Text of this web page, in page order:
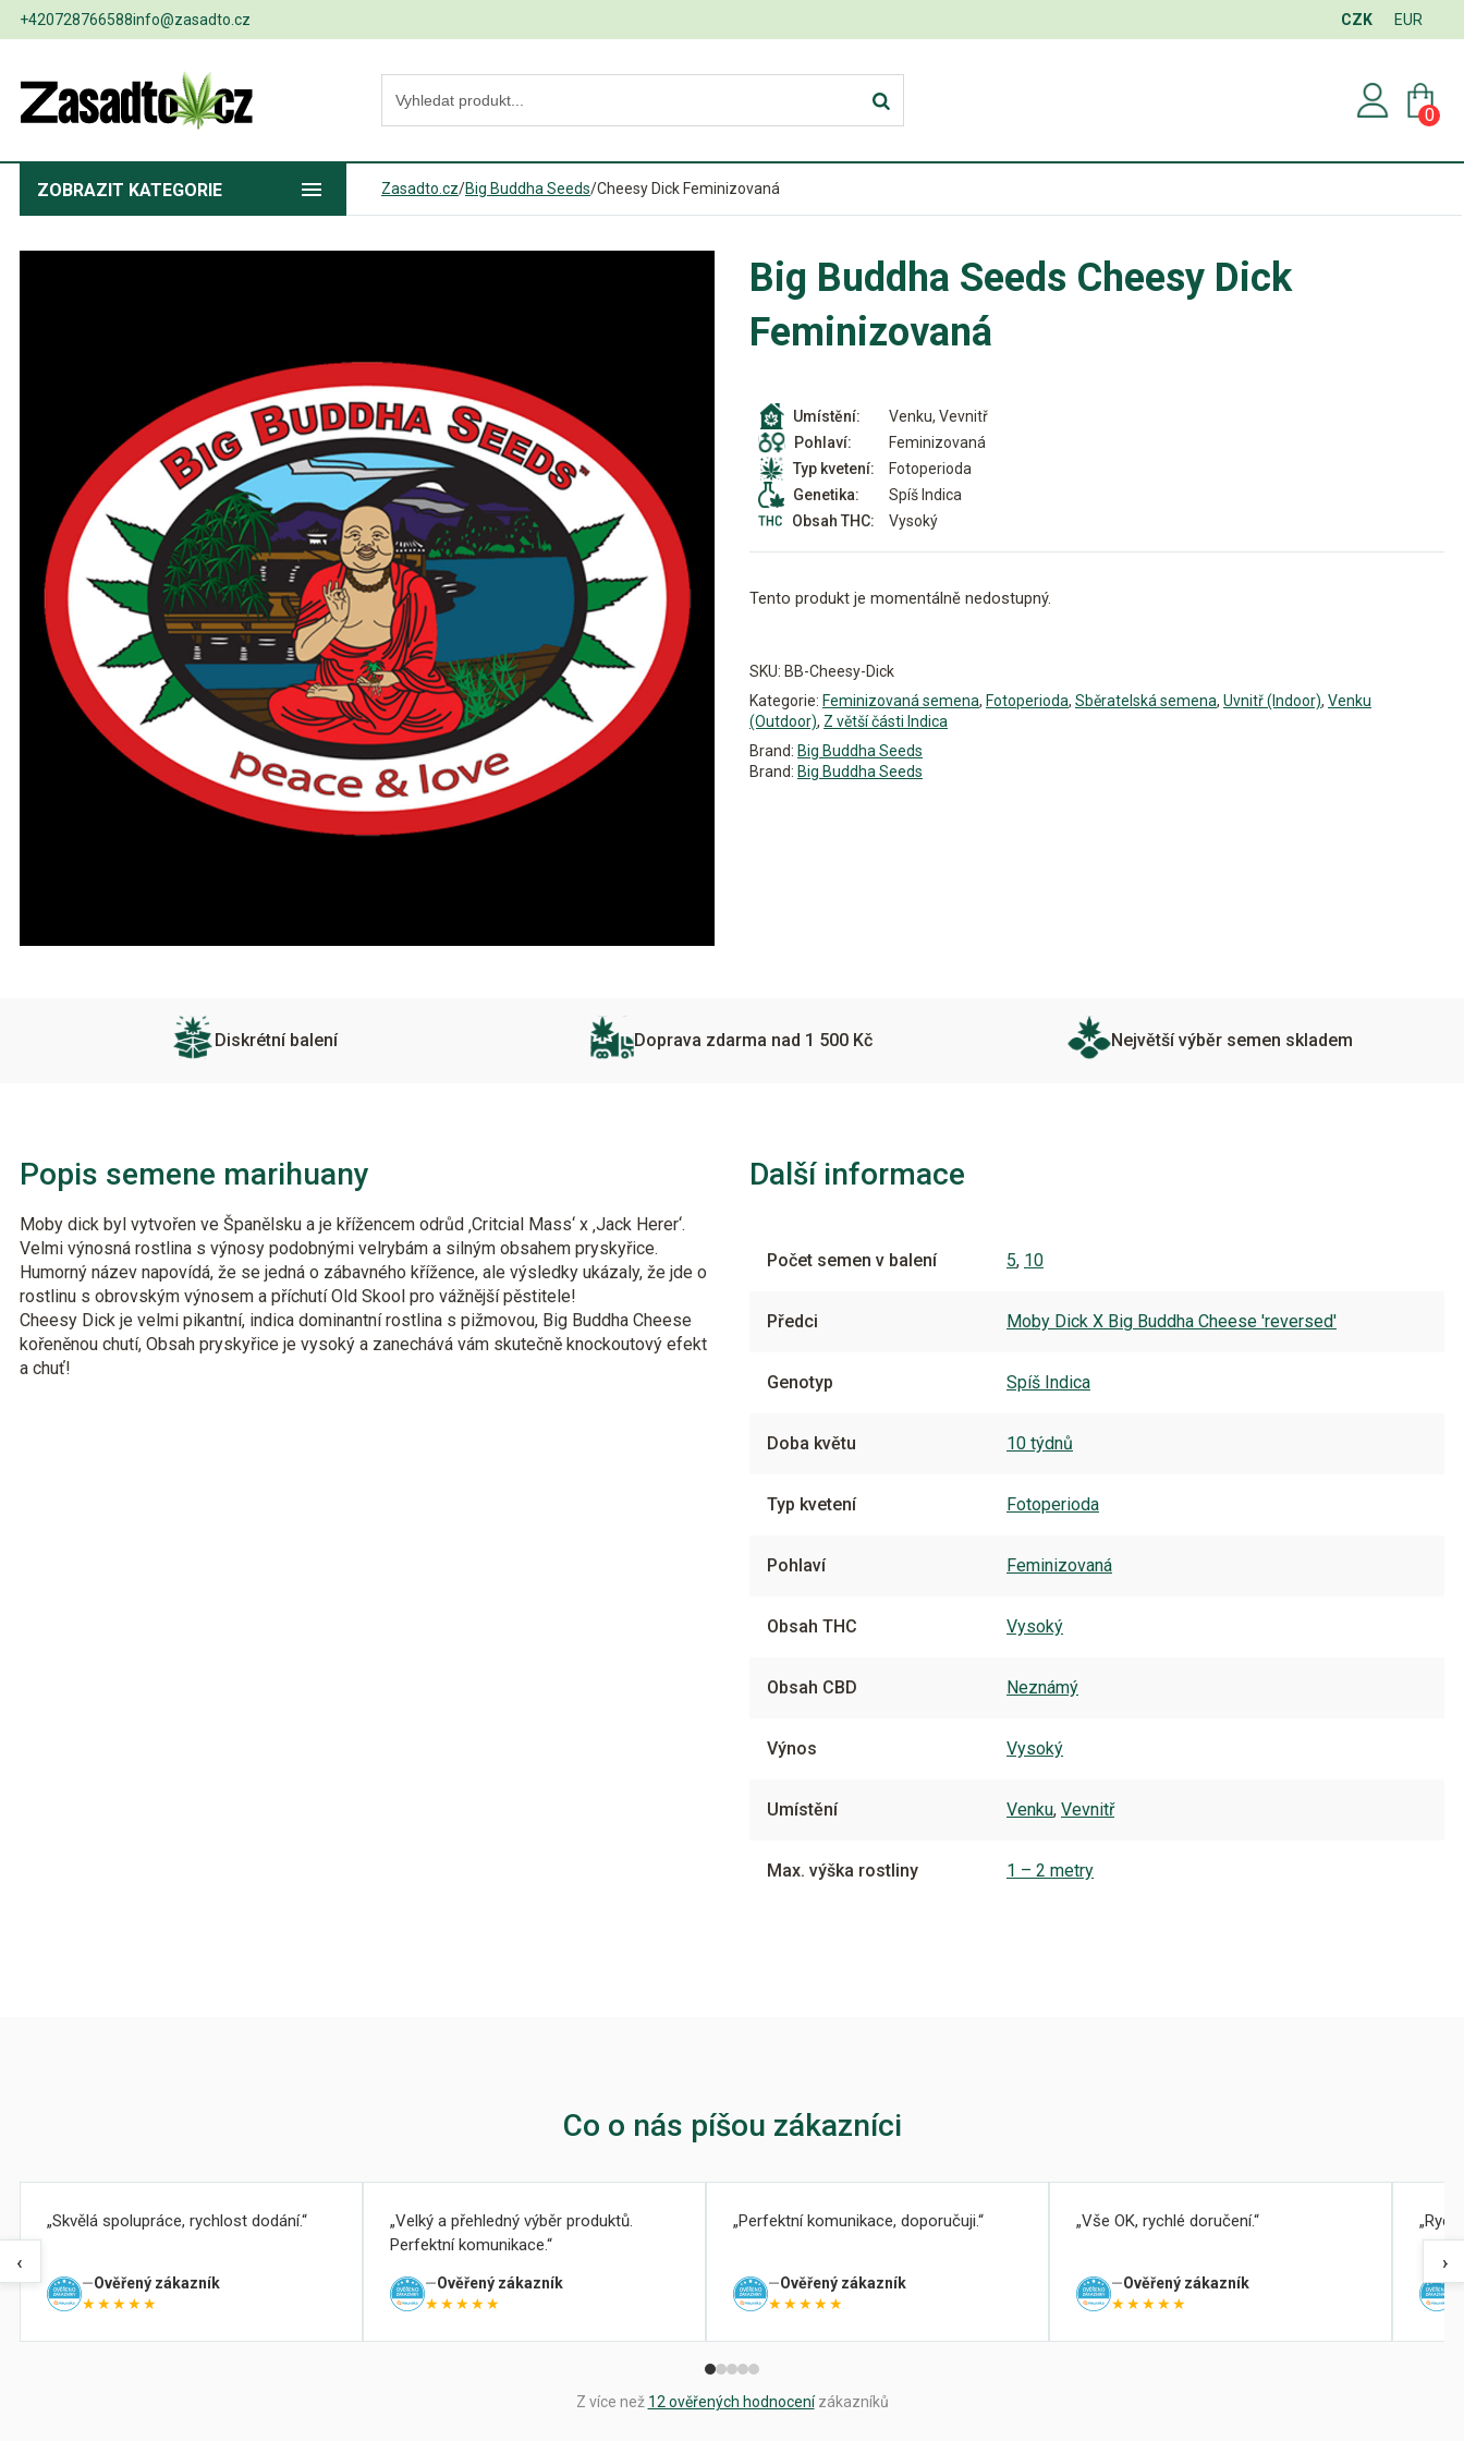
+420728766588info@zasadto.cz CZK EUR
0
ZOBRAZIT KATEGORIE Zasadto.cz/Big Buddha Seeds/Cheesy Dick Feminizovaná
Big Buddha Seeds Cheesy Dick
Feminizovaná
Umístění:
Venku, Vevnitř
Pohlaví:
Feminizovaná
Typ kvetení:
Fotoperioda
Genetika:
Spíš Indica
Obsah THC:
Vysoký
Tento produkt je momentálně nedostupný.
SKU: BB-Cheesy-Dick
Kategorie: Feminizovaná semena, Fotoperioda, Sběratelská semena, Uvnitř (Indoor), Venku
(Outdoor), Z větší části Indica
Brand: Big Buddha Seeds
Brand: Big Buddha Seeds
Diskrétní balení Doprava zdarma nad 1 500 Kč Největší výběr semen skladem
Popis semene marihuany
Moby dick byl vytvořen ve Španělsku a je křížencem odrůd ‚Critcial Mass‘ x ‚Jack Herer‘.
Velmi výnosná rostlina s výnosy podobnými velrybám a silným obsahem pryskyřice.
Humorný název napovídá, že se jedná o zábavného křížence, ale výsledky ukázaly, že jde o
rostlinu s obrovským výnosem a příchutí Old Skool pro vážnější pěstitele!
Cheesy Dick je velmi pikantní, indica dominantní rostlina s pižmovou, Big Buddha Cheese
kořeněnou chutí, Obsah pryskyřice je vysoký a zanechává vám skutečně knockoutový efekt
a chuť!
Další informace
Počet semen v balení 5, 10
Předci Moby Dick X Big Buddha Cheese 'reversed'
Genotyp Spíš Indica
Doba květu 10 týdnů
Typ kvetení Fotoperioda
Pohlaví Feminizovaná
Obsah THC Vysoký
Obsah CBD Neznámý
Výnos Vysoký
Umístění Venku, Vevnitř
Max. výška rostliny 1 – 2 metry
Co o nás píšou zákazníci
‹
Skvělá spolupráce, rychlost dodání.
Ověřený zákazník
★★★★★
Velký a přehledný výběr produktů.
Perfektní komunikace.
Ověřený zákazník
★★★★★
Perfektní komunikace, doporučuji.
Ověřený zákazník
★★★★★
Vše OK, rychlé doručení.
Ověřený zákazník
★★★★★
›
Z více než 12 ověřených hodnocenízákazníků